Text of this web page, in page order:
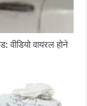
वायरल होने